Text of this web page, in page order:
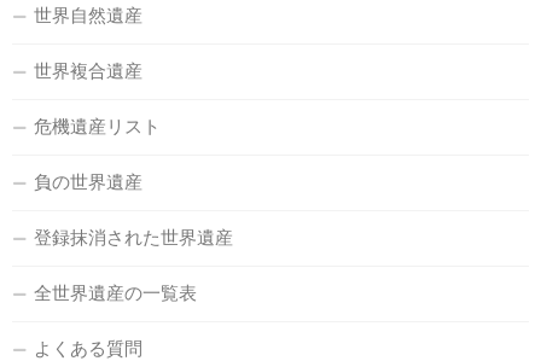
世界自然遺産
世界複合遺産
危機遺産リスト
負の世界遺産
登録抹消された世界遺産
全世界遺産の一覧表
よくある質問